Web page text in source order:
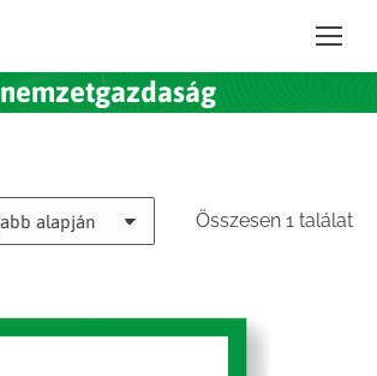
nemzetgazdaság
Összesen 1 találat